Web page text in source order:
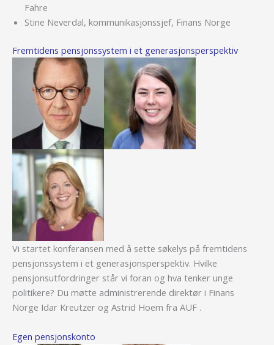
Fahre
Stine Neverdal, kommunikasjonssjef, Finans Norge
Fremtidens pensjonssystem i et generasjonsperspektiv
Vi startet konferansen med å sette søkelys på fremtidens
pensjonssystem i et generasjonsperspektiv. Hvilke
pensjonsutfordringer står vi foran og hva tenker unge
politikere? Du møtte administrerende direktør i Finans
Norge Idar Kreutzer og Astrid Hoem fra AUF .
Egen pensjonskonto